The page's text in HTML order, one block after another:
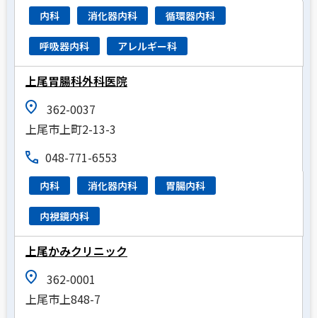
内科 消化器内科 循環器内科
呼吸器内科 アレルギー科
上尾胃腸科外科医院
362-0037
上尾市上町2-13-3
048-771-6553
内科 消化器内科 胃腸内科
内視鏡内科
上尾かみクリニック
362-0001
上尾市上848-7